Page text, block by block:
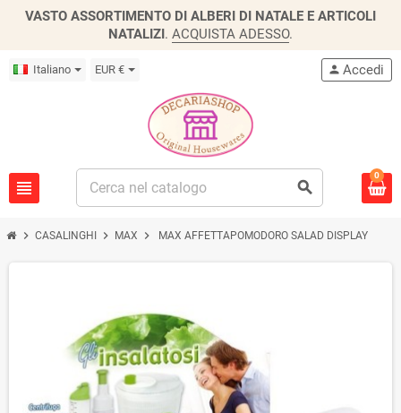
VASTO ASSORTIMENTO DI ALBERI DI NATALE E ARTICOLI
NATALIZI. ACQUISTA ADESSO.
Italiano EUR €
view_headline search
person Accedi
0
chevron_right CASALINGHI chevron_right MAX chevron_right MAX AFFETTAPOMODORO SALAD DISPLAY